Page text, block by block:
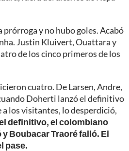
prórroga y no hubo goles. Acabó
Justin Kluivert, Ouattara y
de los cinco primeros de los
cuatro. De Larsen, Andre,
Doherti lanzó el definitivo
a los visitantes, lo desperdició,
definitivo, el colombiano
Boubacar Traoré falló. El
pase.